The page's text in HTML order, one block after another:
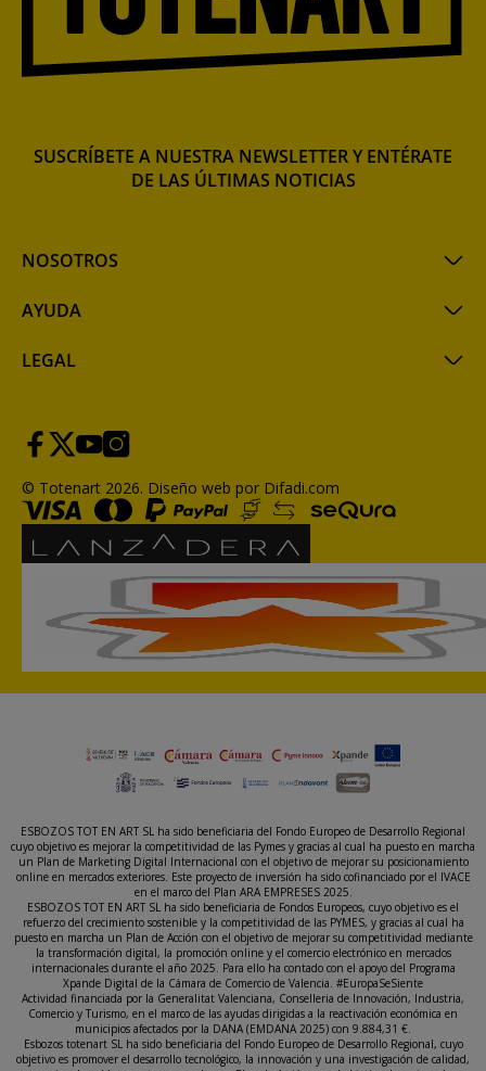
NOSOTROS
AYUDA
LEGAL
SUSCRÍBETE A NUESTRA NEWSLETTER Y ENTÉRATE
DE LAS ÚLTIMAS NOTICIAS
© Totenart 2026. Diseño web por Difadi.com
ESBOZOS TOT EN ART SL ha sido beneficiaria del Fondo Europeo de Desarrollo Regional
cuyo objetivo es mejorar la competitividad de las Pymes y gracias al cual ha puesto en marcha
un Plan de Marketing Digital Internacional con el objetivo de mejorar su posicionamiento
online en mercados exteriores. Este proyecto de inversión ha sido cofinanciado por el IVACE
en el marco del Plan ARA EMPRESES 2025.
ESBOZOS TOT EN ART SL ha sido beneficiaria de Fondos Europeos, cuyo objetivo es el
refuerzo del crecimiento sostenible y la competitividad de las PYMES, y gracias al cual ha
puesto en marcha un Plan de Acción con el objetivo de mejorar su competitividad mediante
la transformación digital, la promoción online y el comercio electrónico en mercados
internacionales durante el año 2025. Para ello ha contado con el apoyo del Programa
Xpande Digital de la Cámara de Comercio de Valencia. #EuropaSeSiente
Actividad financiada por la Generalitat Valenciana, Conselleria de Innovación, Industria,
Comercio y Turismo, en el marco de las ayudas dirigidas a la reactivación económica en
municipios afectados por la DANA (EMDANA 2025) con 9.884,31 €.
Esbozos totenart SL ha sido beneficiaria del Fondo Europeo de Desarrollo Regional, cuyo
objetivo es promover el desarrollo tecnológico, la innovación y una investigación de calidad,